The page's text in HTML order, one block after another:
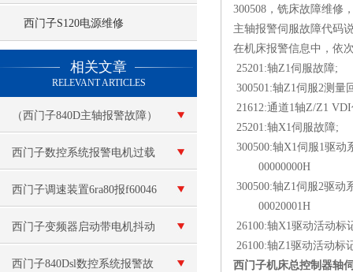
西门子S120电源维修
相关文章
RELEVANT ARTICLES
（西门子840D主轴报警故障）
维修解决
西门子数控系统报警电机过载
维修
西门子调速装置6ra80报f60046
显示故障代码
西门子变频器启动带电机抖动
西门子840Dsl数控系统报警故
300508，铣床故障维修
主轴报警伺服故障代码
在机床报警信息中，依
25201:轴Z1伺服故障;
300501:轴Z1伺服2测量
21612:通道1轴Z/Z1
25201:轴X1伺服故障;
300500:轴X1伺服1驱
00000000H
300500:轴Z1伺服2驱
00020001H
26100:轴X1驱动活动标
26100:轴Z1驱动活动标
西门子机床总控制器轴